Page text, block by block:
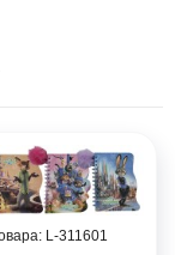
311601